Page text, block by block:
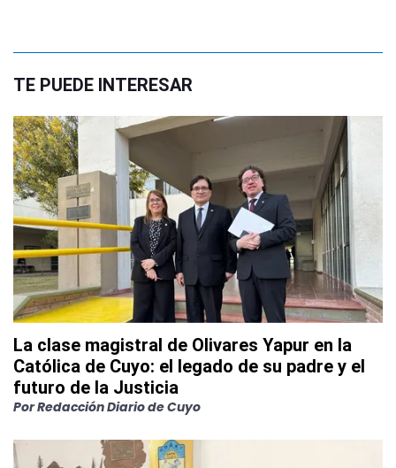
TE PUEDE INTERESAR
La clase magistral de Olivares Yapur en la
Católica de Cuyo: el legado de su padre y el
futuro de la Justicia
PorRedacción Diario de Cuyo